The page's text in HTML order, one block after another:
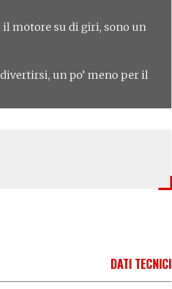
il motore su di giri, sono un
un po’ meno per il
DATI TECNICI